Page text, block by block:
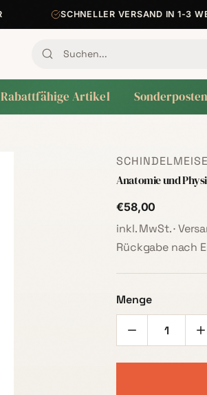
SCHNELLER VERSAND IN 1-3
Rabattfähige Artikel Sonderposten
Anatomie und
€58,00
inkl. MwSt. ·
Rückgabe nach
Menge